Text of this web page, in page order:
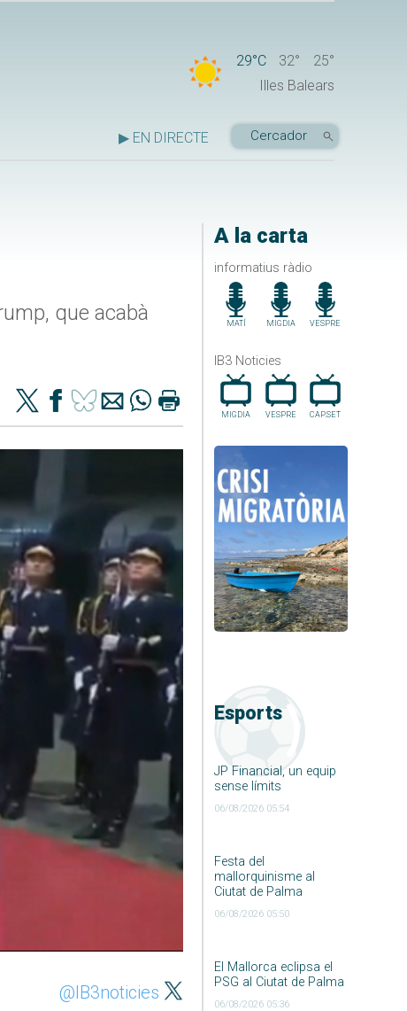
29°C 32°
25°
Illes Balears
▶ EN DIRECTE
A la carta
informatius ràdio
MATÍ MIGDIA VESPRE
IB3 Noticies
MIGDIA VESPRE CAP.SET
Esports
JP Financial, un equip
sense límits
06/08/2026 05:54
Festa del
mallorquinisme al
Ciutat de Palma
06/08/2026 05:50
El Mallorca eclipsa el
PSG al Ciutat de Palma
06/08/2026 05:36
que acabà
@IB3noticies